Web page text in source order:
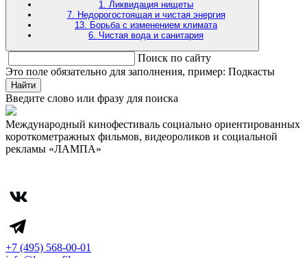
1. Ликвидация нищеты
7. Недорогостоящая и чистая энергия
13. Борьба с изменением климата
6. Чистая вода и санитария
Поиск по сайту
Это поле обязательно для заполнения, пример: Подкасты
Найти
Введите слово или фразу для поиска
Международный кинофестиваль социально ориентированных
короткометражных фильмов, видеороликов и социальной
рекламы «ЛАМПА»
+7 (495) 568-00-01